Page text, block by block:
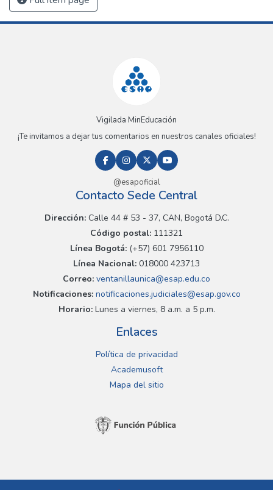
Vigilada MinEducación
¡Te invitamos a dejar tus comentarios en nuestros canales oficiales!
@esapoficial
Contacto Sede Central
Dirección:Calle 44 # 53 - 37, CAN, Bogotá D.C.
Código postal: 111321
Línea Bogotá:(+57) 601 7956110
Línea Nacional: 018000 423713
Correo: ventanillaunica@esap.edu.co
Notificaciones:notificaciones.judiciales@esap.gov.co
Horario:Lunes a viernes, 8 a.m. a 5 p.m.
Enlaces
Política de privacidad
Academusoft
Mapa del sitio